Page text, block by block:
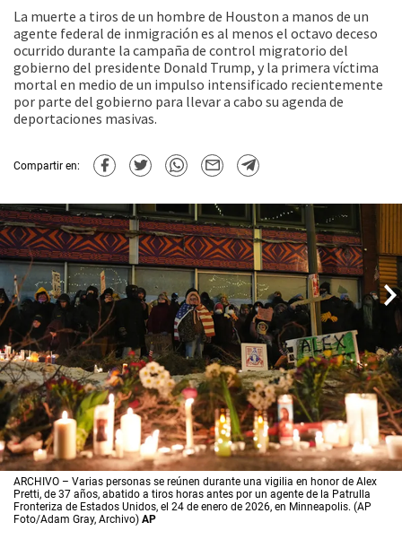
La muerte a tiros de un hombre de Houston a manos de un
agente federal de inmigración es al menos el octavo deceso
ocurrido durante la campaña de control migratorio del
gobierno del presidente Donald Trump, y la primera víctima
mortal en medio de un impulso intensificado recientemente
por parte del gobierno para llevar a cabo su agenda de
deportaciones masivas.
Compartir en:
ARCHIVO – Varias personas se reúnen durante una vigilia en honor de Alex
Pretti, de 37 años, abatido a tiros horas antes por un agente de la Patrulla
Fronteriza de Estados Unidos, el 24 de enero de 2026, en Minneapolis. (AP
Foto/Adam Gray, Archivo) AP